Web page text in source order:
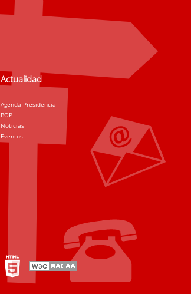
Actualidad
Agenda Presidencia
BOP
Noticias
Eventos